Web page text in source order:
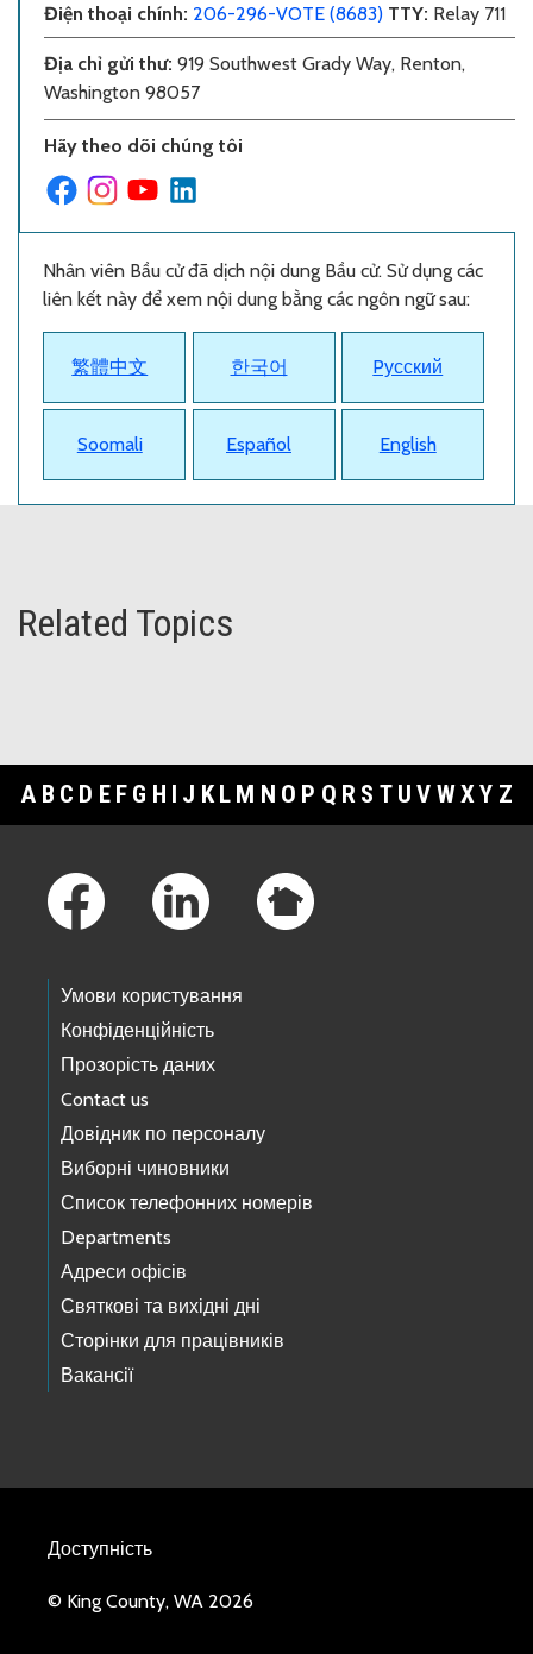
Điện thoại chính: 206-296-VOTE (8683) TTY: Relay 711
Địa chỉ gửi thư: 919 Southwest Grady Way, Renton,
Washington 98057
Hãy theo dõi chúng tôi
Nhân viên Bầu cử đã dịch nội dung Bầu cử. Sử dụng các
liên kết này để xem nội dung bằng các ngôn ngữ sau:
繁體中文 한국어 Pусский
Soomali Español English
Related Topics
A B C D E F G H I J K L M N O P Q R S T U V WXY Z
Умови користування
Конфіденційність
Прозорість даних
Contact us
Довідник по персоналу
Виборні чиновники
Список телефонних номерів
Departments
Адреси офісів
Святкові та вихідні дні
Сторінки для працівників
Вакансії
Доступність
© King County, WA 2026